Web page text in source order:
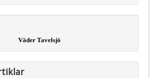
Väder Tavelsjö